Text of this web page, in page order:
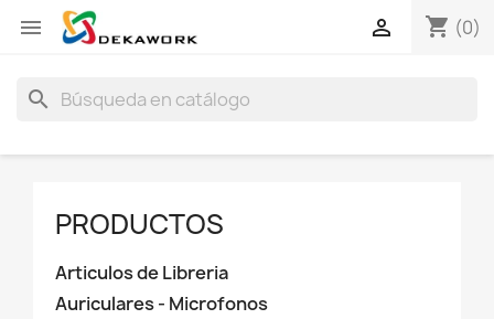
 shopping_cart (0)

search
PRODUCTOS
Articulos de Libreria
Auriculares - Microfonos